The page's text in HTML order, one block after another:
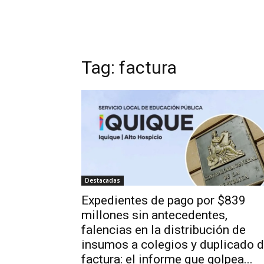
Tag: factura
Destacadas
Expedientes de pago por $839
millones sin antecedentes,
falencias en la distribución de
insumos a colegios y duplicado
factura: el informe que golpea...